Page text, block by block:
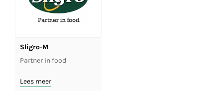
Sligro-M
Partner in food
Lees meer